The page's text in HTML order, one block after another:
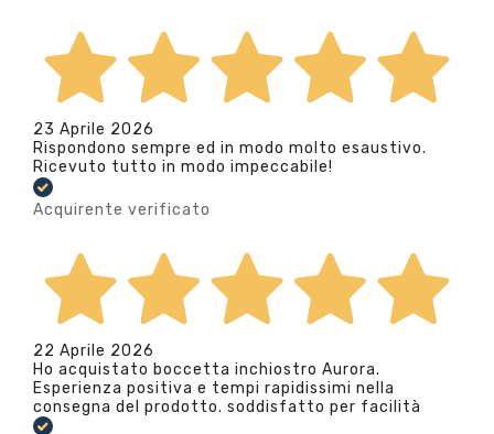
23 Aprile 2026
Rispondono sempre ed in modo molto esaustivo.
Ricevuto tutto in modo impeccabile!
Acquirente verificato
22 Aprile 2026
Ho acquistato boccetta inchiostro Aurora.
Esperienza positiva e tempi rapidissimi nella
consegna del prodotto. soddisfatto per facilità